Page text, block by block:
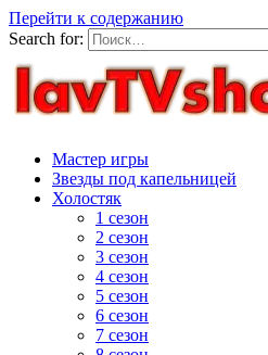
Перейти к содержанию
Search for:
Мастер игры
Звезды под капельницей
Холостяк
1 сезон
2 сезон
3 сезон
4 сезон
5 сезон
6 сезон
7 сезон